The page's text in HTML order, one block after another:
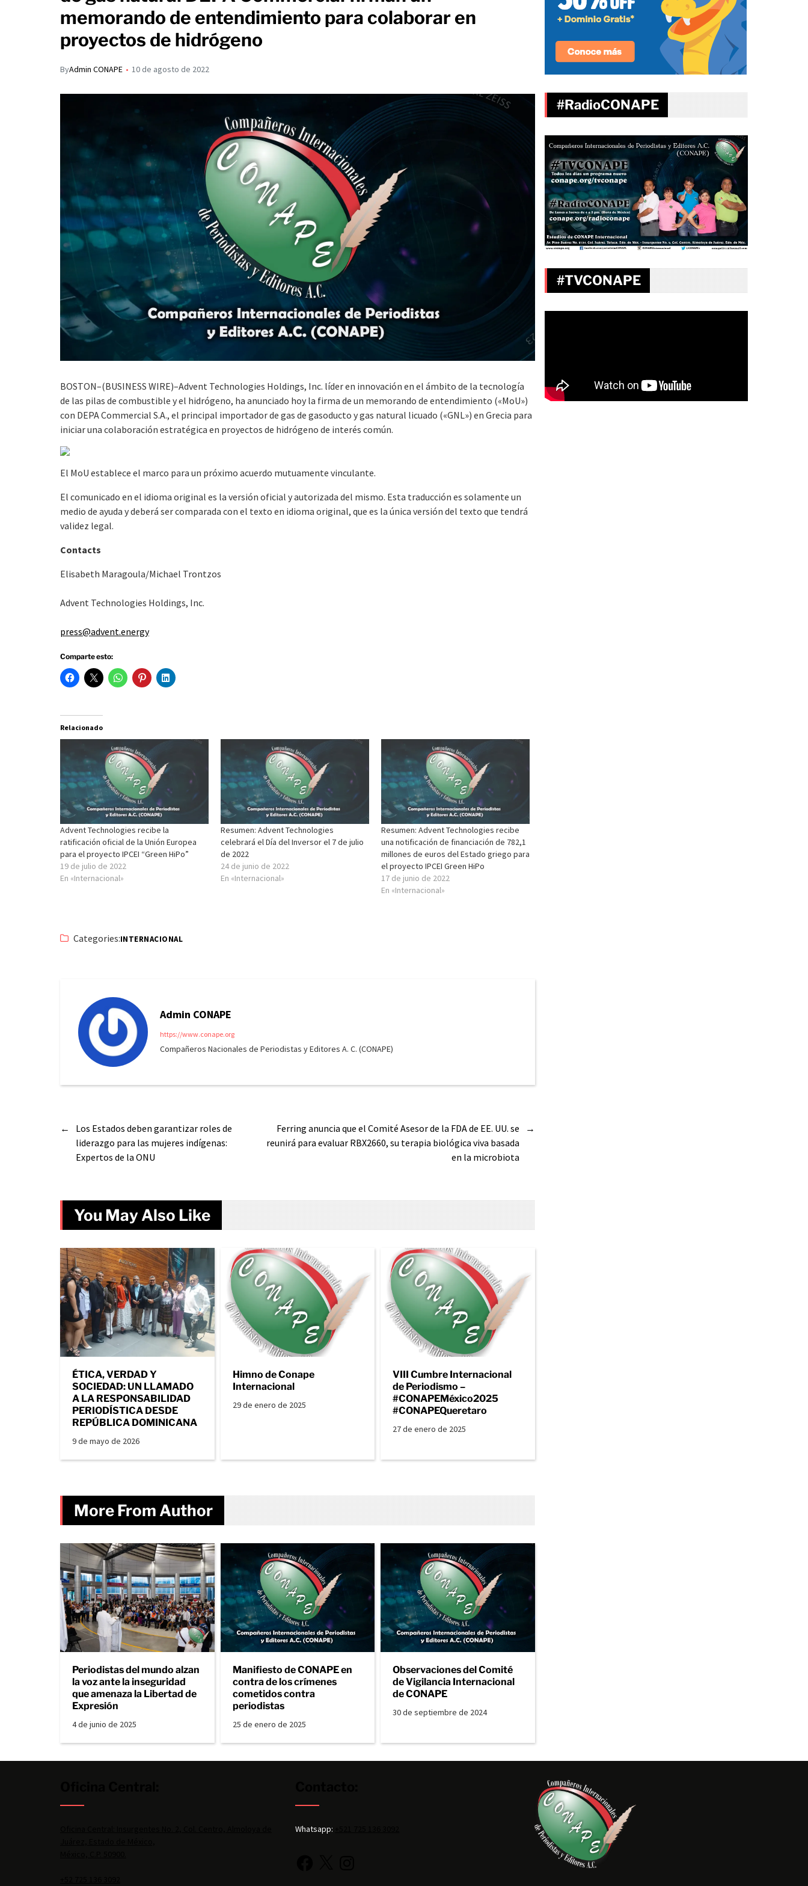
memorando de entendimiento para colaborar en
proyectos de hidrógeno
ByAdmin CONAPE 10 de agosto de 2022
BOSTON–(BUSINESS WIRE)–Advent Technologies Holdings, Inc. líder en innovación en el ámbito de la tecnología
de las pilas de combustible y el hidrógeno, ha anunciado hoy la firma de un memorando de entendimiento («MoU»)
con DEPA Commercial S.A., el principal importador de gas de gasoducto y gas natural licuado («GNL») en Grecia para
iniciar una colaboración estratégica en proyectos de hidrógeno de interés común.
El MoU establece el marco para un próximo acuerdo mutuamente vinculante.
El comunicado en el idioma original es la versión oficial y autorizada del mismo. Esta traducción es solamente un
medio de ayuda y deberá ser comparada con el texto en idioma original, que es la única versión del texto que tendrá
validez legal.
Contacts
Elisabeth Maragoula/Michael Trontzos
Advent Technologies Holdings, Inc.
press@advent.energy
Comparte esto:
Relacionado
Advent Technologies recibe la
ratificación oficial de la Unión Europea
para el proyecto IPCEI “Green HiPo”
19 de julio de 2022
En «Internacional»
Resumen: Advent Technologies
celebrará el Día del Inversor el 7 de julio
de 2022
24 de junio de 2022
En «Internacional»
Resumen: Advent Technologies recibe
una notificación de financiación de 782,1
millones de euros del Estado griego para
el proyecto IPCEI Green HiPo
17 de junio de 2022
En «Internacional»
Categories:INTERNACIONAL
Admin CONAPE
https://www.conape.org
Compañeros Nacionales de Periodistas y Editores A. C. (CONAPE)
←
Los Estados deben garantizar roles de
liderazgo para las mujeres indígenas:
Expertos de la ONU
→
Ferring anuncia que el Comité Asesor de la FDA de EE. UU. se
reunirá para evaluar RBX2660, su terapia biológica viva basada
en la microbiota
You May Also Like
ÉTICA, VERDAD Y
SOCIEDAD: UN LLAMADO
A LA RESPONSABILIDAD
PERIODÍSTICA DESDE
REPÚBLICA DOMINICANA
9 de mayo de 2026
Himno de Conape
Internacional
29 de enero de 2025
VIII Cumbre Internacional
de Periodismo –
#CONAPEMéxico2025
#CONAPEQueretaro
27 de enero de 2025
More From Author
Periodistas del mundo alzan
la voz ante la inseguridad
que amenaza la Libertad de
Expresión
4 de junio de 2025
Manifiesto de CONAPE en
contra de los crímenes
cometidos contra
periodistas
25 de enero de 2025
Observaciones del Comité
de Vigilancia Internacional
de CONAPE
30 de septiembre de 2024
#RadioCONAPE
#TVCONAPE
Whatsapp: